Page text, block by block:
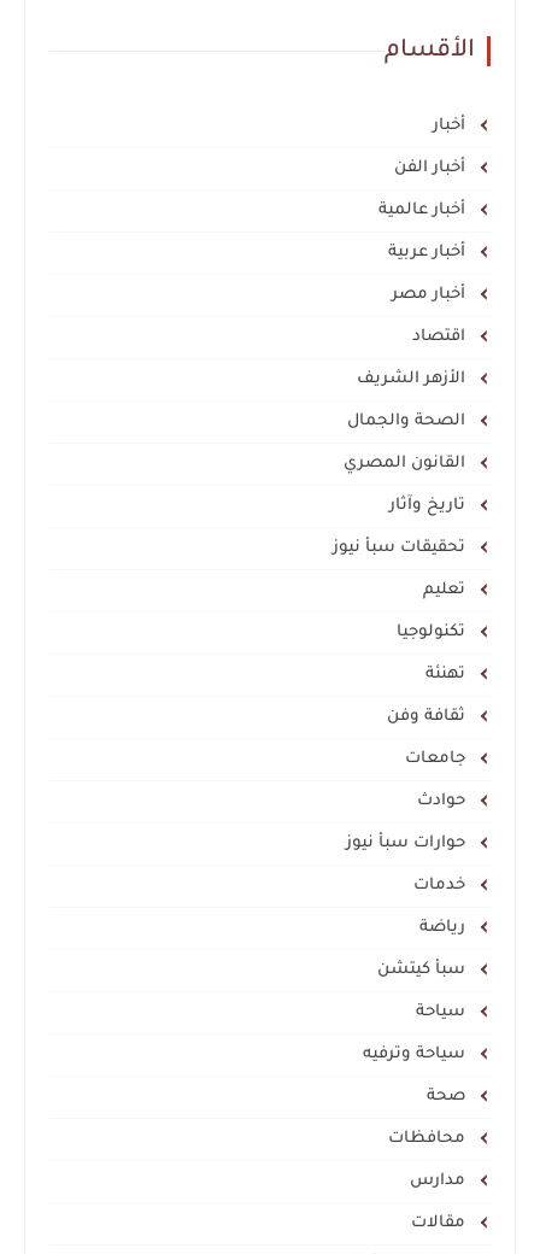
الأقسام
أخبار
أخبار الفن
أخبار عالمية
أخبار عربية
أخبار مصر
اقتصاد
الأزهر الشريف
الصحة والجمال
القانون المصري
تاريخ وآثار
تحقيقات سبأ نيوز
تعليم
تكنولوجيا
تهنئة
ثقافة وفن
جامعات
حوادث
حوارات سبأ نيوز
خدمات
رياضة
سبأ كيتشن
سياحة
سياحة وترفيه
صحة
محافظات
مدارس
مقالات